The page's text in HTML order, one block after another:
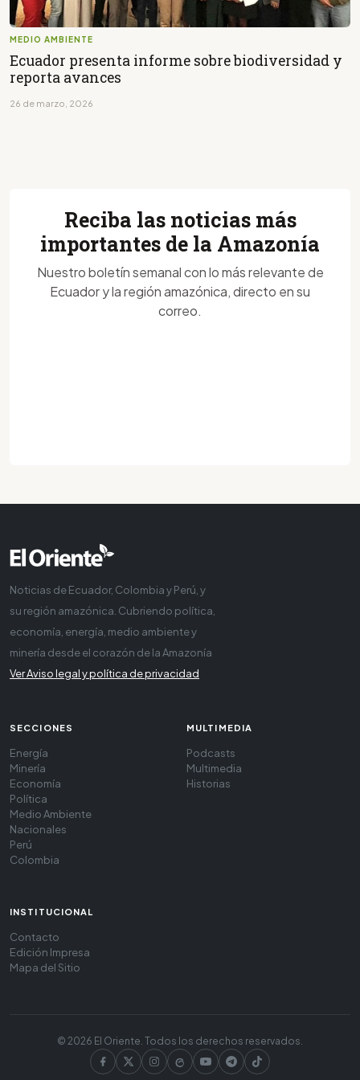
MEDIO AMBIENTE
Ecuador presenta informe sobre biodiversidad y
reporta avances
26 de marzo, 2026
Reciba las noticias más
importantes de la Amazonía
Nuestro boletín semanal con lo más relevante de
Ecuador y la región amazónica, directo en su
correo.
Noticias de Ecuador, Colombia y Perú, y
su región amazónica. Cubriendo política,
economía, energía, medio ambiente y
minería desde el corazón de la Amazonía
Ver Aviso legal y política de privacidad
SECCIONES
Energía
Minería
Economía
Política
Medio Ambiente
Nacionales
Perú
Colombia
MULTIMEDIA
Podcasts
Multimedia
Historias
INSTITUCIONAL
Contacto
Edición Impresa
Mapa del Sitio
© 2026 El Oriente. Todos los derechos reservados.